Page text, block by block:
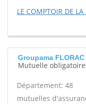
LE COMPTOIR DE LA
Groupama FLORAC
Mutuelle
Département: 48
mutuelles